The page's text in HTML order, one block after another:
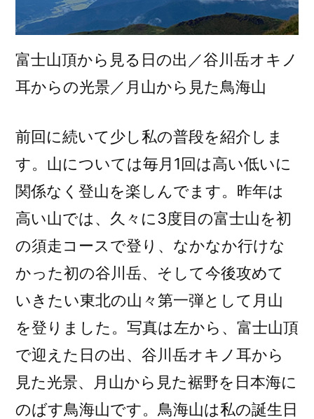
富士山頂から見る日の出／谷川岳オキノ
耳からの光景／月山から見た鳥海山
前回に続いて少し私の普段を紹介しま
す。山については毎月1回は高い低いに
関係なく登山を楽しんでます。昨年は
高い山では、久々に3度目の富士山を初
の須走コースで登り、なかなか行けな
かった初の谷川岳、そして今後攻めて
いきたい東北の山々第一弾として月山
を登りました。写真は左から、富士山頂
で迎えた日の出、谷川岳オキノ耳から
見た光景、月山から見た裾野を日本海に
のばす鳥海山です。鳥海山は私の誕生日